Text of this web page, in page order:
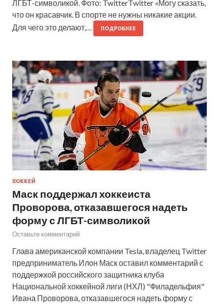
ЛГБТ-символикой. Фото: TwitterTwitter «Могу сказать,
что он красавчик. В спорте не нужны никакие акции.
Для чего это делают,…
ПОДРОБНЕЕ
ХОККЕЙ
Маск поддержал хоккеиста
Проворова, отказавшегося надеть
форму с ЛГБТ-символикой
Оставьте комментарий
Глава американской компании Tesla, владелец Twitter
предприниматель Илон Маск оставил комментарий с
поддержкой российского защитника клуба
Национальной хоккейной лиги (НХЛ) "Филадельфия"
Ивана Проворова, отказавшегося надеть форму с